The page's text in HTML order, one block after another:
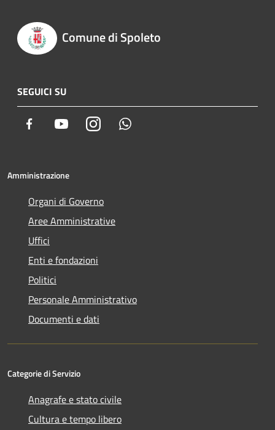
Comune di Spoleto
SEGUICI SU
Facebook YoutubeInstagram
Amministrazione
Organi di Governo
Aree Amministrative
Uffici
Enti e fondazioni
Politici
Personale Amministrativo
Documenti e dati
Categorie di Servizio
Anagrafe e stato civile
Cultura e tempo libero